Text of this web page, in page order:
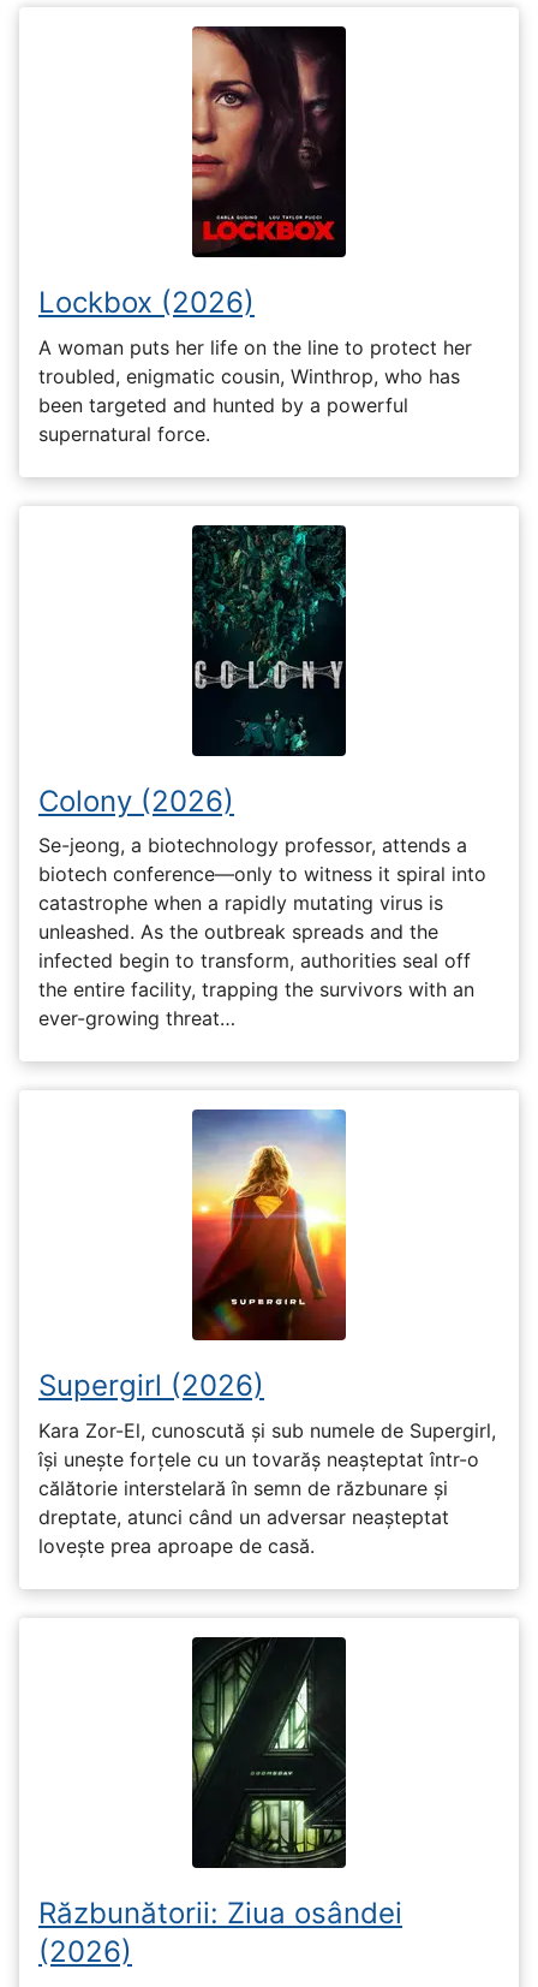
Lockbox (2026)
A woman puts her life on the line to protect her
troubled, enigmatic cousin, Winthrop, who has
been targeted and hunted by a powerful
supernatural force.
Colony (2026)
Se-jeong, a biotechnology professor, attends a
biotech conference—only to witness it spiral into
catastrophe when a rapidly mutating virus is
unleashed. As the outbreak spreads and the
infected begin to transform, authorities seal off
the entire facility, trapping the survivors with an
ever-growing threat…
Supergirl (2026)
Kara Zor-El, cunoscută și sub numele de Supergirl,
își unește forțele cu un tovarăș neașteptat într-o
călătorie interstelară în semn de răzbunare și
dreptate, atunci când un adversar neașteptat
lovește prea aproape de casă.
Răzbunătorii: Ziua osândei
(2026)